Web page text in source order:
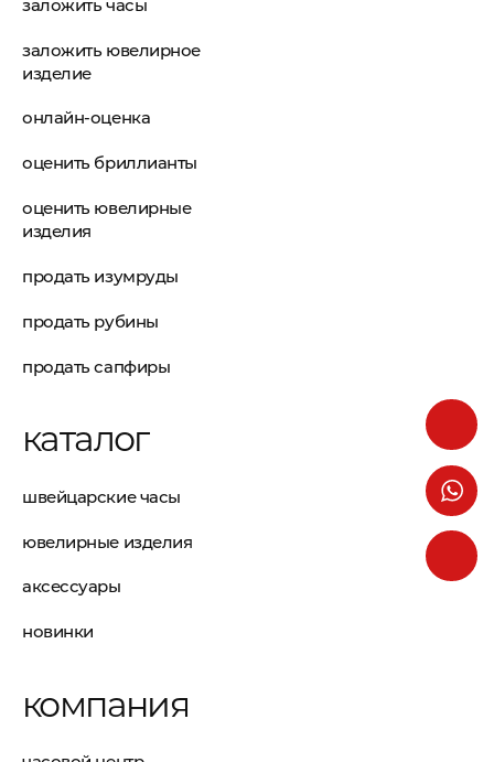
заложить часы
заложить ювелирное
изделие
онлайн-оценка
оценить бриллианты
оценить ювелирные
изделия
продать изумруды
продать рубины
продать сапфиры
каталог
швейцарские часы
ювелирные изделия
аксессуары
новинки
компания